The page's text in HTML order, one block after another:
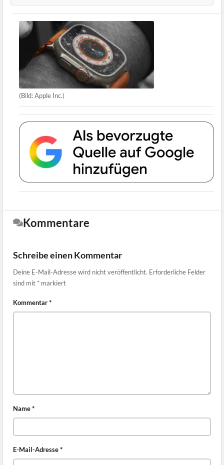
(Bild: Apple Inc.)
Kommentare
Schreibe einen Kommentar
Deine E-Mail-Adresse wird nicht veröffentlicht. Erforderliche Felder
sind mit * markiert
Kommentar*
Name*
E-Mail-Adresse*